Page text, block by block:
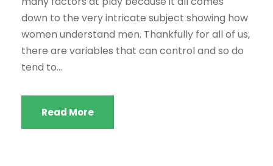
down to the very intricate subject showing how
women understand men. Thankfully for all of us,
there are variables that can control and so do
tend to...
Read More